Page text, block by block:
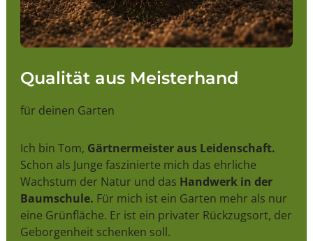
Qualität aus Meisterhand
für deinen Garten
Ich bin Tom, Gärtnermeister aus Leidenschaft.
Schon als Junge faszinierte mich das ehrliche
Wachstum der Natur und das Handwerk in der
Baumschule. Für mich ist ein Garten mehr als nur
eine Grünfläche. Er ist ein privater Rückzugsort, der
Geborgenheit schenken soll.